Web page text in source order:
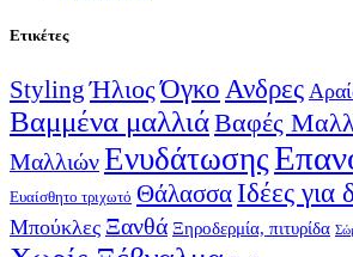
Ετικέτες
Styling Ήλιος Όγκο Ανδρες
Βαμμένα μαλλιάΒαφές
ΜαλλιώνΕνυδάτωσης
Ευαίσθητο τριχωτό ΘάλασσαΙδέες για
Μπούκλες Ξανθά Ξηροδερμία, πιτυρίδα